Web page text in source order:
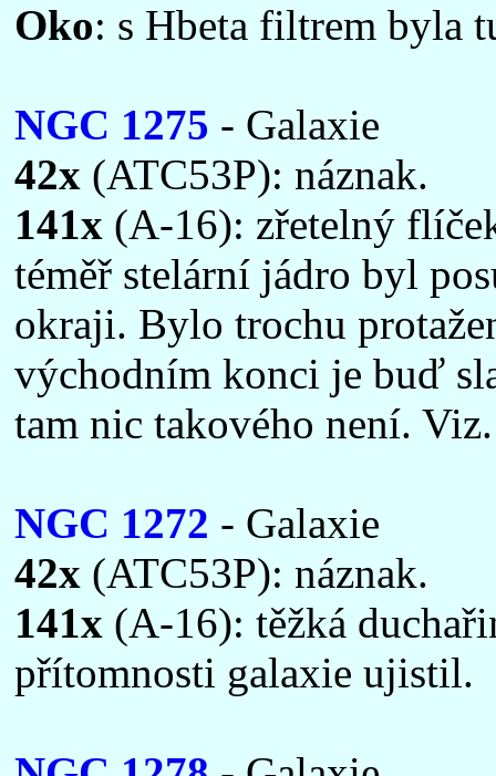
Oko: s Hbeta filtrem byla
NGC 1275 - Galaxie
42x (ATC53P): náznak.
141x (A-16): zřetelný
téměř stelární jádro byl
okraji. Bylo trochu
východním konci je buď
tam nic takového není.
NGC 1272 - Galaxie
42x (ATC53P): náznak.
141x (A-16): těžká
přítomnosti galaxie ujistil.